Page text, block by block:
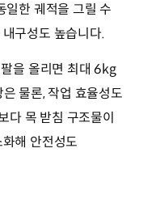
일한 궤적을 그릴 수
구성도 높습니다.
을 올리면 최대 6kg
물론, 작업 효율성도
다 목 받침 구조물이
해 안전성도